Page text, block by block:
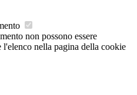
non possono essere
nella pagina della cookie